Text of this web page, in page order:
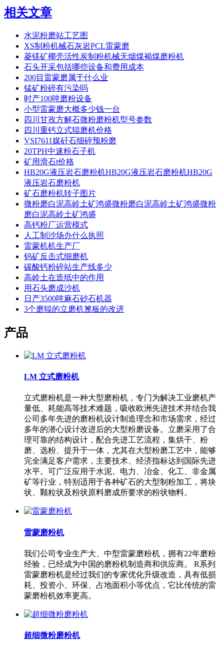
相关文章
水泥粉磨站工艺图
XS制粉机械石灰岩PCL雷蒙磨
菱镁矿椰壳活性炭制粉机械无烟煤褐煤磨粉机
石头开采包括哪些设备和费用成本
200目雷蒙磨属于什么业
锰矿粉碎有污染吗
时产100吨磨粉设备
小型雷蒙磨大概多少钱一台
四川甘孜方解石微粉磨粉机型号参数
四川重钙立式辊磨机价格
VSI7611媒矸石细碎预粉磨
20TPH中速粉石子机
矿用滑石t价格
HB20G液压岩石磨粉机HB20G液压岩石磨粉机HB20G
液压岩石磨粉机
矿石磨粉机转子图片
微粉磨白泥高岭土矿鸿盛微粉磨白泥高岭土矿鸿盛微粉
磨白泥高岭土矿鸿盛
高钙粉厂运营模式
人工制沙场办什么执照
雷蒙机机生产厂
钨矿反击式细磨机
碳酸钙粉碎站生产线多少
高岭土在造纸中的作用
用石头磨成沙机
日产3500吨麻石砂石机器
3个磨辊的立磨机篦板的改进
产品
LM 立式磨粉机
立式磨粉机是一种大型磨粉机，专门为解决工业磨机产
量低、耗能高等技术难题，吸收欧洲先进技术并结合我
公司多年先进的磨粉机设计制造理念和市场需求，经过
多年的潜心设计改进后的大型粉磨设备。立磨采用了合
理可靠的结构设计，配合先进工艺流程，集烘干、粉
磨、选粉、提升于一体，尤其在大型粉磨工艺中，能够
完全满足客户需求，主要技术、经济指标达到国际先进
水平。可广泛应用于水泥、电力、冶金、化工、非金属
矿等行业，特别适用于各种矿石的大型制粉加工，将块
状、颗粒状及粉状原料磨成所要求的粉状物料。
雷蒙磨粉机
我们公司专业生产大、中型雷蒙磨粉机，拥有22年磨粉
经验，已经成为中国的磨粉机制造商和供应商。 R系列
雷蒙磨粉机是经过我们的专家优化升级改造，具有低损
耗、投资小、环保、占地面积小等优点，它比传统的雷
蒙磨粉机效率更高。
超细微粉磨粉机